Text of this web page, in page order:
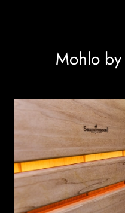
Mohlo by